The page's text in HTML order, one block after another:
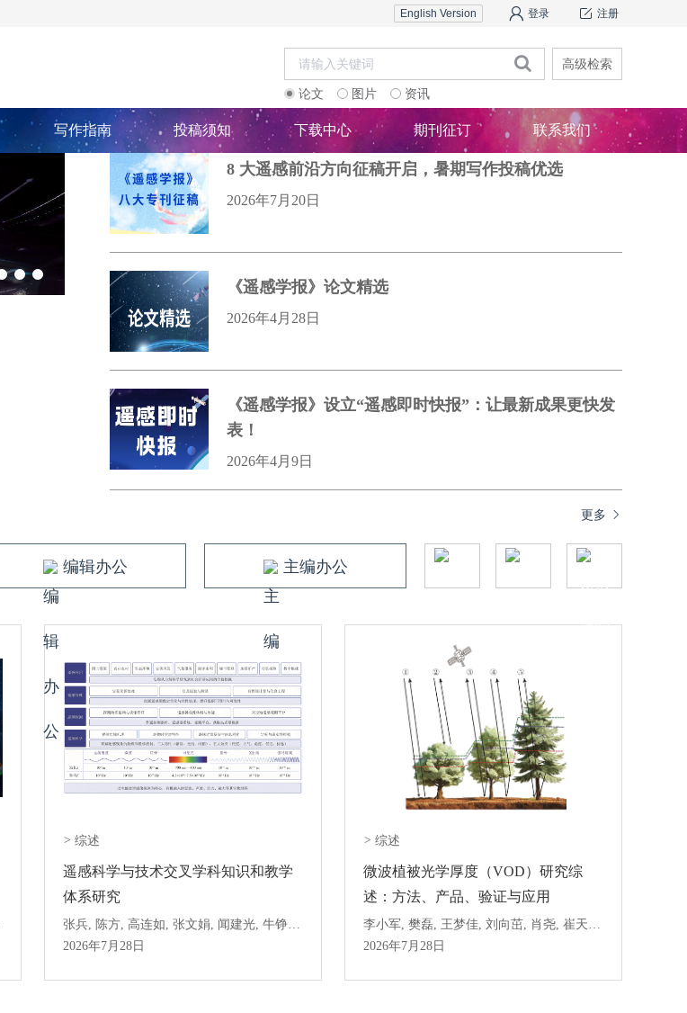
注册
登录
English Version
论文 图片 资讯
高级检索
写作指南 投稿须知 下载中心 期刊征订 联系我们
“行星遥感解译与地质制图”专刊
8 大遥感前沿方向征稿开启，暑期写作投稿优选
2026年7月20日
《遥感学报》论文精选
2026年4月28日
《遥感学报》设立“遥感即时快报”：让最新成果更快发
表！
2026年4月9日
更多
编辑办公 主编办公
> 综述
遥感科学与技术交叉学科知识和教学
体系研究
张兵, 陈方, 高连如, 张文娟, 闻建光, 牛铮, 柳钦火, 何国金, 孟庆岩
2026年7月28日
> 综述
微波植被光学厚度（VOD）研究综
述：方法、产品、验证与应用
李小军, 樊磊, 王梦佳, 刘向茁, 肖尧, 崔天翔, Frédéric Frappart, Jean-Pierre Wigneron
2026年7月28日